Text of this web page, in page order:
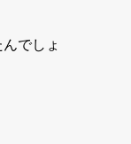
でしょ